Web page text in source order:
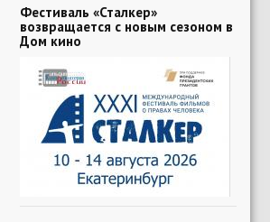
Фестиваль «Сталкер»
возвращается с новым сезоном в
Дом кино